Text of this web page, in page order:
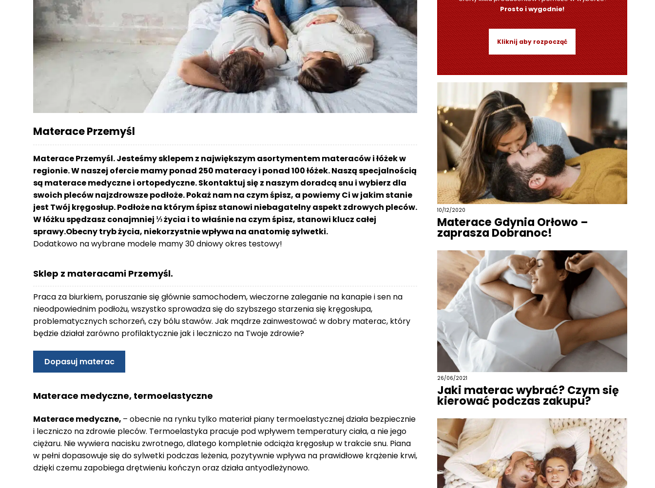
Materace Przemyśl
Materace Przemyśl. Jesteśmy sklepem z największym asortymentem materaców i łóżek w
regionie. W naszej ofercie mamy ponad 250 materacy i ponad 100 łóżek. Naszą specjalnością
są materace medyczne i ortopedyczne. Skontaktuj się z naszym doradcą snu i wybierz dla
swoich pleców najzdrowsze podłoże. Pokaż nam na czym śpisz, a powiemy Ci w jakim stanie
jest Twój kręgosłup. Podłoże na którym śpisz stanowi niebagatelny aspekt zdrowych pleców.
W łóżku spędzasz conajmniej ⅓ życia i to właśnie na czym śpisz, stanowi klucz całej
sprawy.Obecny tryb życia, niekorzystnie wpływa na anatomię sylwetki.
Dodatkowo na wybrane modele mamy 30 dniowy okres testowy!
Sklep z materacami Przemyśl.
Praca za biurkiem, poruszanie się głównie samochodem, wieczorne zaleganie na kanapie i sen na
nieodpowiednim podłożu, wszystko sprowadza się do szybszego starzenia się kręgosłupa,
problematycznych schorzeń, czy bólu stawów. Jak mądrze zainwestować w dobry materac, który
będzie działał zarówno profilaktycznie jak i leczniczo na Twoje zdrowie?
Dopasuj materac
Materace medyczne, termoelastyczne
Materace medyczne, – obecnie na rynku tylko materiał piany termoelastycznej działa bezpiecznie
i leczniczo na zdrowie pleców. Termoelastyka pracuje pod wpływem temperatury ciała, a nie jego
ciężaru. Nie wywiera nacisku zwrotnego, dlatego kompletnie odciąża kręgosłup w trakcie snu. Piana
w pełni dopasowuje się do sylwetki podczas leżenia, pozytywnie wpływa na prawidłowe krążenie krwi,
dzięki czemu zapobiega drętwieniu kończyn oraz działa antyodleżynowo.
Prosto i wygodnie!
Kliknij aby rozpocząć
10/12/2020
Materace Gdynia Orłowo –
zaprasza Dobranoc!
26/06/2021
Jaki materac wybrać? Czym się
kierować podczas zakupu?